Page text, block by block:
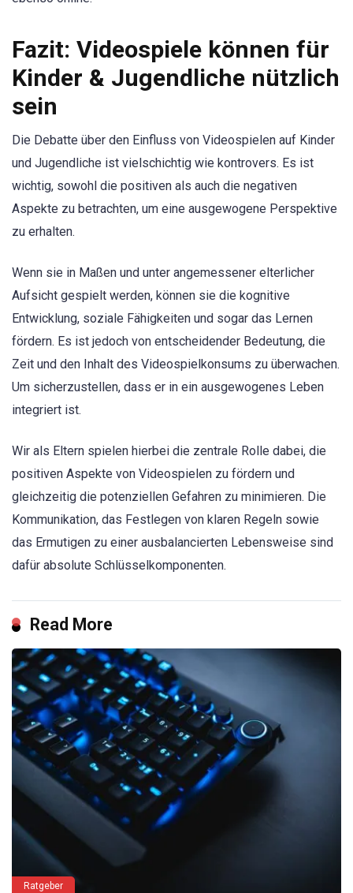
Fazit: Videospiele können für
Kinder & Jugendliche nützlich
sein
Die Debatte über den Einfluss von Videospielen auf Kinder
und Jugendliche ist vielschichtig wie kontrovers. Es ist
wichtig, sowohl die positiven als auch die negativen
Aspekte zu betrachten, um eine ausgewogene Perspektive
zu erhalten.
Wenn sie in Maßen und unter angemessener elterlicher
Aufsicht gespielt werden, können sie die kognitive
Entwicklung, soziale Fähigkeiten und sogar das Lernen
fördern. Es ist jedoch von entscheidender Bedeutung, die
Zeit und den Inhalt des Videospielkonsums zu überwachen.
Um sicherzustellen, dass er in ein ausgewogenes Leben
integriert ist.
Wir als Eltern spielen hierbei die zentrale Rolle dabei, die
positiven Aspekte von Videospielen zu fördern und
gleichzeitig die potenziellen Gefahren zu minimieren. Die
Kommunikation, das Festlegen von klaren Regeln sowie
das Ermutigen zu einer ausbalancierten Lebensweise sind
dafür absolute Schlüsselkomponenten.
Read More
Ratgeber